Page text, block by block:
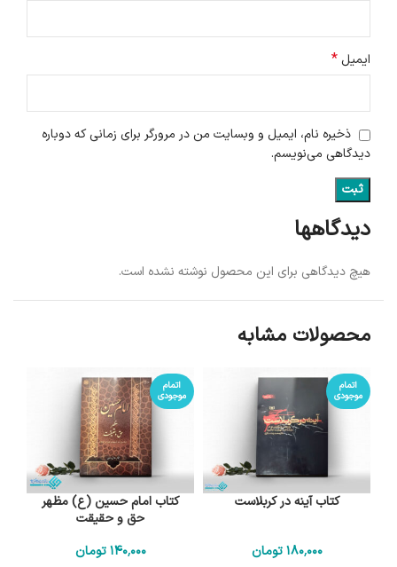
دیدگاهها
هیچ دیدگاهی برای این محصول نوشته نشده است.
ایمیل*
ذخیره نام، ایمیل و وبسایت من در مرورگر برای زمانی که دوباره
دیدگاهی می‌نویسم.
محصولات مشابه
اتمام
موجودی
کتاب آینه در کربلاست
180٬000 تومان
اتمام
موجودی
کتاب امام حسین (ع) مظهر
حق و حقیقت
140٬000 تومان